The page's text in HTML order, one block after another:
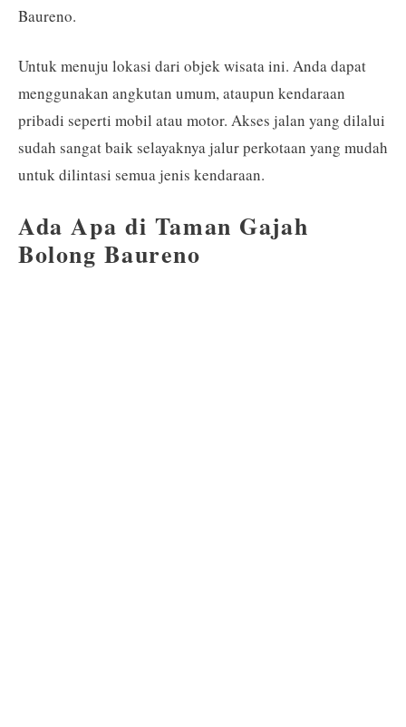
Baureno.
Untuk menuju lokasi dari objek wisata ini. Anda dapat
menggunakan angkutan umum, ataupun kendaraan
pribadi seperti mobil atau motor. Akses jalan yang dilalui
sudah sangat baik selayaknya jalur perkotaan yang mudah
untuk dilintasi semua jenis kendaraan.
Ada Apa di Taman Gajah
Bolong Baureno